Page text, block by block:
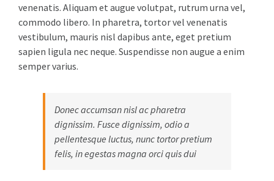
venenatis. Aliquam et augue volutpat, rutrum urna vel,
commodo libero. In pharetra, tortor vel venenatis
vestibulum, mauris nisl dapibus ante, eget pretium
sapien ligula nec neque. Suspendisse non augue a enim
semper varius.
Donec accumsan nisl ac pharetra
dignissim. Fusce dignissim, odio a
pellentesque luctus, nunc tortor pretium
felis, in egestas magna orci quis dui